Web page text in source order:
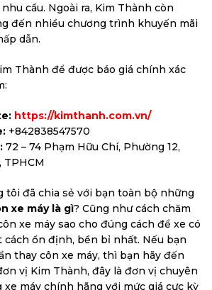
cầu. Ngoài ra, Kim Thành còn
đến nhiều chương trình khuyến mãi
dẫn.
Thành để được báo giá chính xác
https://kimthanh.com.vn/
+842838547570
72 – 74 Phạm Hữu Chí, Phường 12,
TPHCM
tôi đã chia sẻ với bạn toàn bộ những
xe máy là gì? Cũng như cách chăm
xe máy sao cho đúng cách để xe có
ổn định, bền bỉ nhất. Nếu bạn
thay côn xe máy, thì bạn hãy đến
vị Kim Thành, đây là đơn vị chuyên
máy chính hãng với mức giá cực kỳ